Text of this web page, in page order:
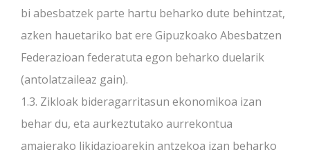
bi abesbatzek parte hartu beharko dute behintzat,
azken hauetariko bat ere Gipuzkoako Abesbatzen
Federazioan federatuta egon beharko duelarik
(antolatzaileaz gain).
1.3. Zikloak bideragarritasun ekonomikoa izan
behar du, eta aurkeztutako aurrekontua
amaierako likidazioarekin antzekoa izan beharko